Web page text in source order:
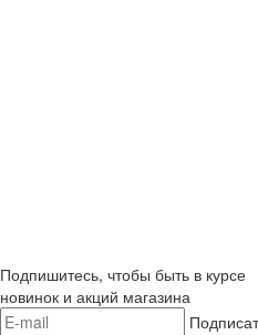
Подпишитесь, чтобы быть в курсе
новинок и акций магазина